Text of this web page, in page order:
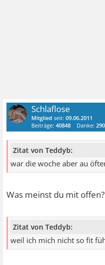
Schlaflose
Mitglied seit:09.06.2011
Beiträge:40848 Danke:
Zitat von Teddyb:
war die woche aber au
Was meinst du mit offen?
Zitat von Teddyb:
weil ich mich nicht so fit